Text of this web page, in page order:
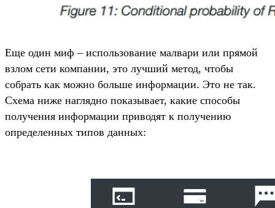
Еще один миф – использование малвари или прямой
взлом сети компании, это лучший метод, чтобы
собрать как можно больше информации. Это не так.
Схема ниже наглядно показывает, какие способы
получения информации приводят к получению
определенных типов данных: